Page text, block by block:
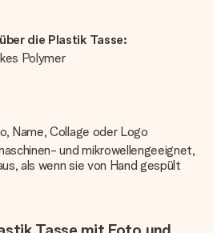
die Plastik Tasse:
Polymer
Name, Collage oder Logo
und mikrowellengeeignet,
als wenn sie von Hand gespült